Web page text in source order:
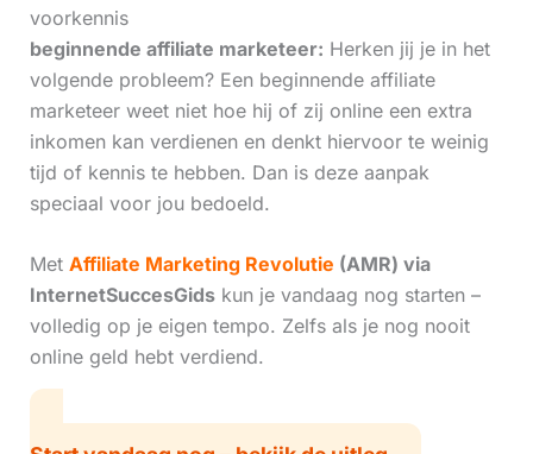
voorkennis
beginnende affiliate marketeer: Herken jij je in het
volgende probleem? Een beginnende affiliate
marketeer weet niet hoe hij of zij online een extra
inkomen kan verdienen en denkt hiervoor te weinig
tijd of kennis te hebben. Dan is deze aanpak
speciaal voor jou bedoeld.
Met Affiliate Marketing Revolutie (AMR) via
InternetSuccesGidskun je vandaag nog starten –
volledig op je eigen tempo. Zelfs als je nog nooit
online geld hebt verdiend.